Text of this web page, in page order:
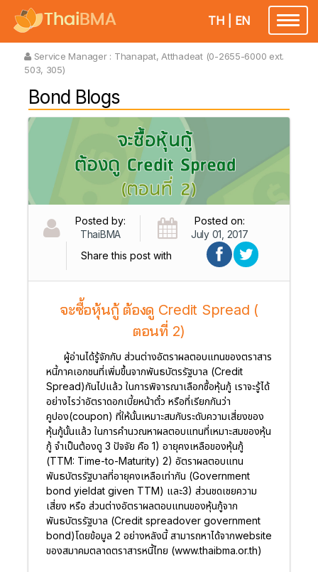
TH EN
Service Manager : Thanapat, Atthadeat (0-2655-6000 ext.
503, 305)
Bond Blogs
Posted by:
ThaiBMA
Posted on:
July 01, 2017
Share this post with
จะซื้อหุ้นกู้ ต้องดู Credit Spread (
ตอนที่ 2)
ผู้อ่านได้รู้จักกับ ส่วนต่างอัตราผลตอบแทนของตราสาร
หนี้ภาคเอกชนที่เพิ่มขึ้นจากพันธบัตรรัฐบาล (Credit
Spread)กันไปแล้ว ในการพิจารณาเลือกซื้อหุ้นกู้ เราจะรู้ได้
อย่างไรว่าอัตราดอกเบี้ยหน้าตั๋ว หรือที่เรียกกันว่า
คูปอง(coupon) ที่ให้นั้นเหมาะสมกับระดับความเสี่ยงของ
หุ้นกู้นั้นแล้ว ในการคำนวณหาผลตอบแทนที่เหมาะสมของหุ้น
กู้ จำเป็นต้องดู 3 ปัจจัย คือ 1) อายุคงเหลือของหุ้นกู้
(TTM: Time-to-Maturity) 2) อัตราผลตอบแทน
พันธบัตรรัฐบาลที่อายุคงเหลือเท่ากัน (Government
bond yieldat given TTM) และ3) ส่วนชดเชยความ
เสี่ยง หรือ ส่วนต่างอัตราผลตอบแทนของหุ้นกู้จาก
พันธบัตรรัฐบาล (Credit spreadover government
bond)โดยข้อมูล 2 อย่างหลังนี้ สามารถหาได้จากwebsite
ของสมาคมตลาดตราสารหนี้ไทย (www.thaibma.or.th)